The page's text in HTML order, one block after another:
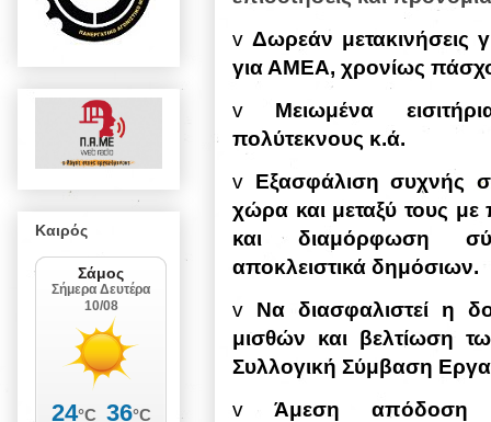
v Δωρεάν μετακινήσεις
για ΑΜΕΑ, χρονίως
v
Μειωμένα
πολύτεκνους κ.ά.
v Εξασφάλιση συχνής
χώρα και μεταξύ τους
και διαμόρφωση
αποκλειστικά δημόσιων.
v
Να διασφαλιστεί η
μισθών και βελτίωση
Συλλογική Σύμβαση
v
Άμεση απόδοση
Καιρός